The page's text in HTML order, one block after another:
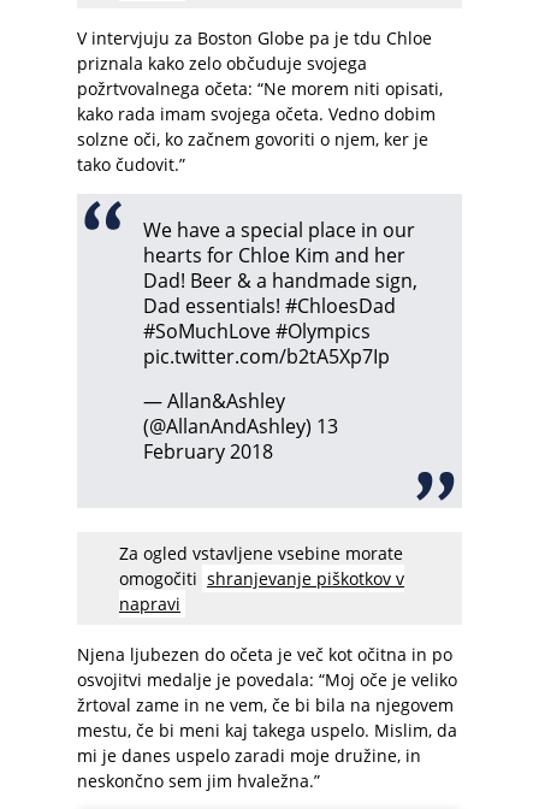
V intervjuju za Boston Globe pa je tdu Chloe
priznala kako zelo občuduje svojega
požrtvovalnega očeta: “Ne morem niti opisati,
kako rada imam svojega očeta. Vedno dobim
solzne oči, ko začnem govoriti o njem, ker je
tako čudovit.”
We have a special place in our
hearts for Chloe Kim and her
Dad! Beer & a handmade sign,
Dad essentials! #ChloesDad
#SoMuchLove#Olympics
pic.twitter.com/b2tA5Xp7Ip
— Allan&Ashley
(@AllanAndAshley) 13
February 2018
Za ogled vstavljene vsebine morate
omogočiti shranjevanje piškotkov v
napravi
Njena ljubezen do očeta je več kot očitna in po
osvojitvi medalje je povedala: “Moj oče je veliko
žrtoval zame in ne vem, če bi bila na njegovem
mestu, če bi meni kaj takega uspelo. Mislim, da
mi je danes uspelo zaradi moje družine, in
neskončno sem jim hvaležna.”